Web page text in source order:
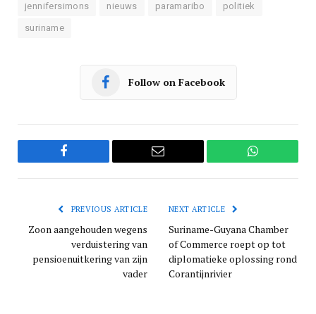
jennifersimons nieuws paramaribo politiek
suriname
Follow on Facebook
Facebook Email WhatsApp
PREVIOUS ARTICLE
Zoon aangehouden wegens
verduistering van
pensioenuitkering van zijn
vader
NEXT ARTICLE
Suriname-Guyana Chamber
of Commerce roept op tot
diplomatieke oplossing rond
Corantijnrivier